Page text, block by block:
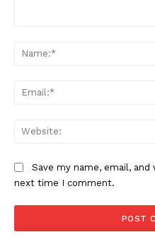
Save my name, email,
next time I comment.